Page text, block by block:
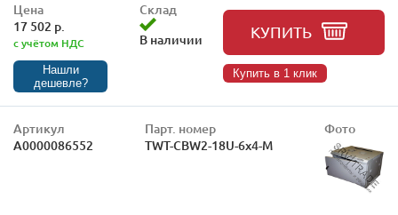
Цена
17 502 р.
с учётом НДС
Нашли
дешевле?
Склад
В наличии
КУПИТЬ
Купить в 1 клик
Артикул
А0000086552
Парт. номер
TWT-CBW2-18U-6x4-M
Фото